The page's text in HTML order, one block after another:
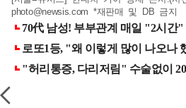
photo@newsis.com *재판매 및 DB 금지